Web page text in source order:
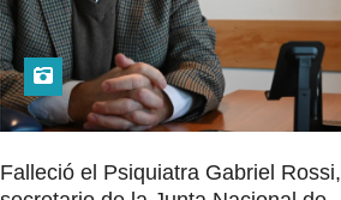
Falleció el Psiquiatra Gabriel Rossi,